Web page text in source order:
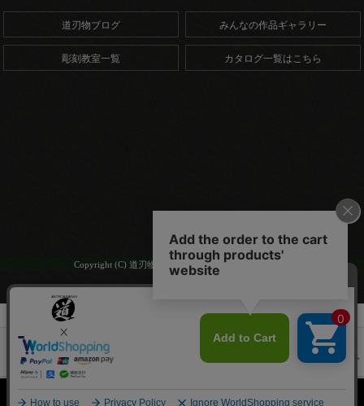
道刃物ブログ みんなの作品ギャラリー
彫刻教室一覧 カタログ一覧はこちら
Copyright (C) 道刃物工業株式会社. All Rights Reserved.
HOME 商品一覧
くらしの手仕事 木彫豆皿セット
HOME
商品一覧 カトラリー制作 セット
くらしの手仕事 木彫豆皿セット
HOME
商品一覧
HOME
新製品 くらしの手仕事 木彫豆皿セット